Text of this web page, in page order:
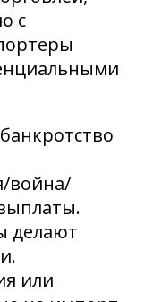
с
война/
делают
или